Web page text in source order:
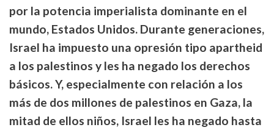
por la potencia imperialista dominante en el
mundo, Estados Unidos. Durante generaciones,
Israel ha impuesto una opresión tipo apartheid
a los palestinos y les ha negado los derechos
básicos. Y, especialmente con relación a los
más de dos millones de palestinos en Gaza, la
mitad de ellos niños, Israel les ha negado hasta